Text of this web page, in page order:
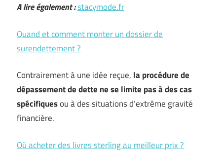
A lire également :stacymode.fr
Quand et comment monter un dossier de
surendettement ?
Contrairement à une idée reçue, la procédure de
dépassement de dette ne se limite pas à des cas
spécifiquesou à des situations d’extrême gravité
financière.
Où acheter des livres sterling au meilleur prix ?